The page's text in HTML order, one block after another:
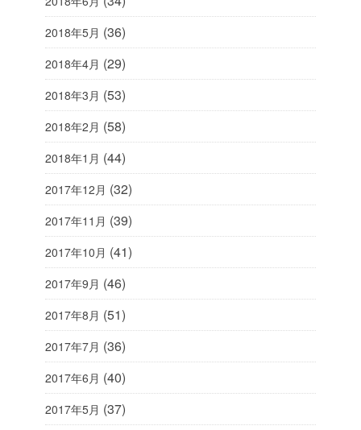
2018年5月 (36)
2018年4月 (29)
2018年3月 (53)
2018年2月 (58)
2018年1月 (44)
2017年12月 (32)
2017年11月 (39)
2017年10月 (41)
2017年9月 (46)
2017年8月 (51)
2017年7月 (36)
2017年6月 (40)
2017年5月 (37)